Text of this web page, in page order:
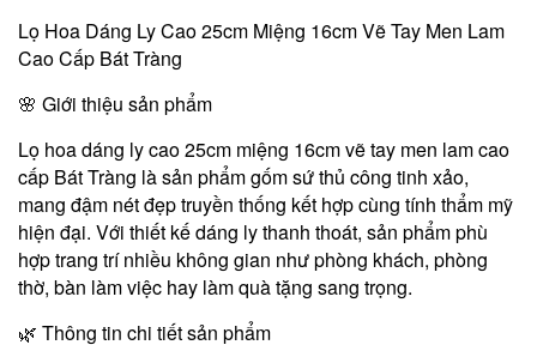
Lọ Hoa Dáng Ly Cao 25cm Miệng 16cm Vẽ Tay Men Lam
Cao Cấp Bát Tràng
🌸 Giới thiệu sản phẩm
Lọ hoa dáng ly cao 25cm miệng 16cm vẽ tay men lam cao
cấp Bát Tràng là sản phẩm gốm sứ thủ công tinh xảo,
mang đậm nét đẹp truyền thống kết hợp cùng tính thẩm mỹ
hiện đại. Với thiết kế dáng ly thanh thoát, sản phẩm phù
hợp trang trí nhiều không gian như phòng khách, phòng
thờ, bàn làm việc hay làm quà tặng sang trọng.
🌿 Thông tin chi tiết sản phẩm